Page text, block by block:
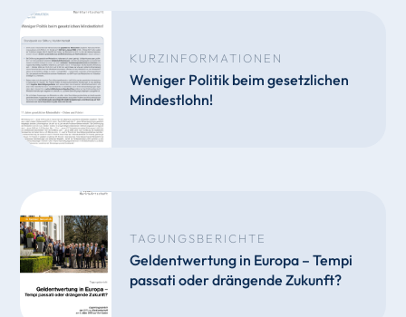
KURZINFORMATIONEN
Weniger Politik beim gesetzlichen
Mindestlohn!
TAGUNGSBERICHTE
Geldentwertung in Europa – Tempi
passati oder drängende Zukunft?